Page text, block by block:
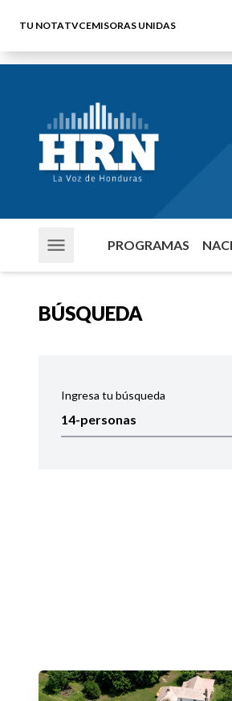
TU NOTATVCEMISORAS UNIDAS
PROGRAMAS
BÚSQUEDA
Ingresa tu búsqueda